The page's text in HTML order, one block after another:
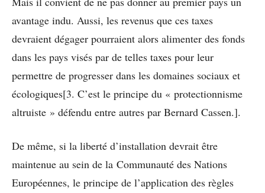
avantage indu. Aussi, les revenus que ces taxes
devraient dégager pourraient alors alimenter des fonds
dans les pays visés par de telles taxes pour leur
permettre de progresser dans les domaines sociaux et
écologiques[3. C’est le principe du « protectionnisme
altruiste » défendu entre autres par Bernard Cassen.].
De même, si la liberté d’installation devrait être
maintenue au sein de la Communauté des Nations
Européennes, le principe de l’application des règles